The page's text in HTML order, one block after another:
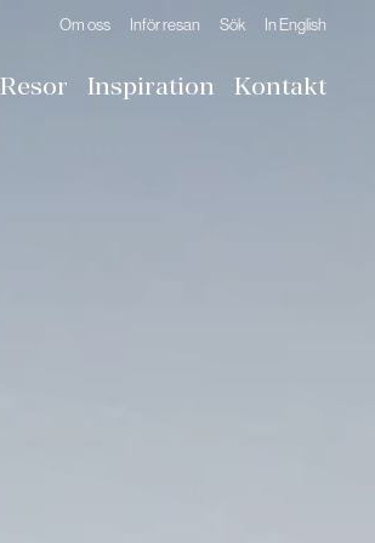
Om oss Inför resan Sök In English
Resor Inspiration Kontakt